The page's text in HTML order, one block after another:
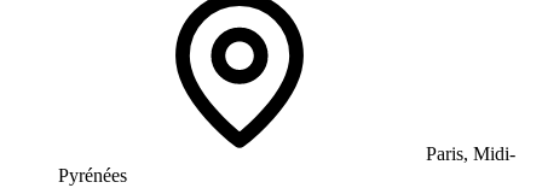
Paris, Midi-
Pyrénées